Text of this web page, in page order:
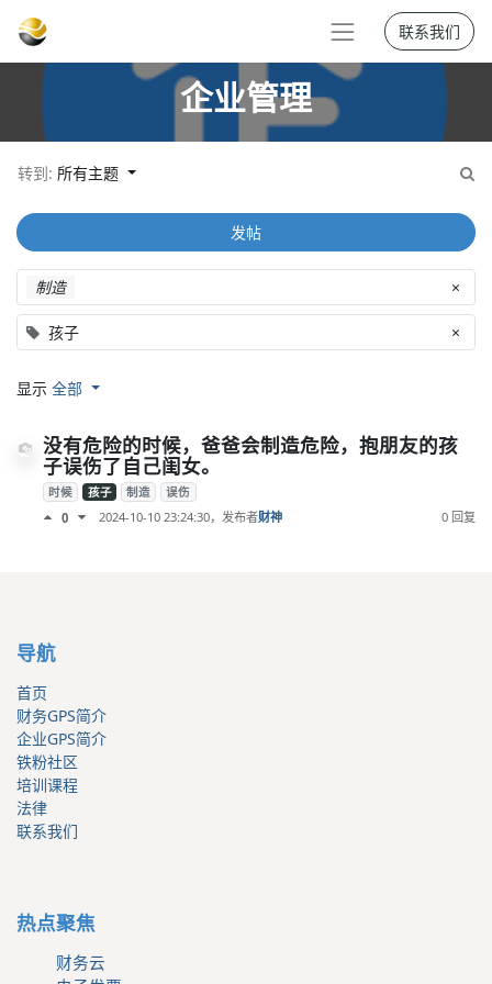
联系我们
企业管理
转到: 所有主题
制造 ×
孩子 ×
发帖
显示 全部
没有危险的时候，爸爸会制造危险，抱朋友的孩
子误伤了自己闺女。
时候 孩子 制造 误伤
0 2024-10-10 23:24:30，发布者财神 0 回复
导航
首页
财务GPS简介
企业GPS简介
铁粉社区
培训课程
法律
联系我们
热点聚焦
财务云